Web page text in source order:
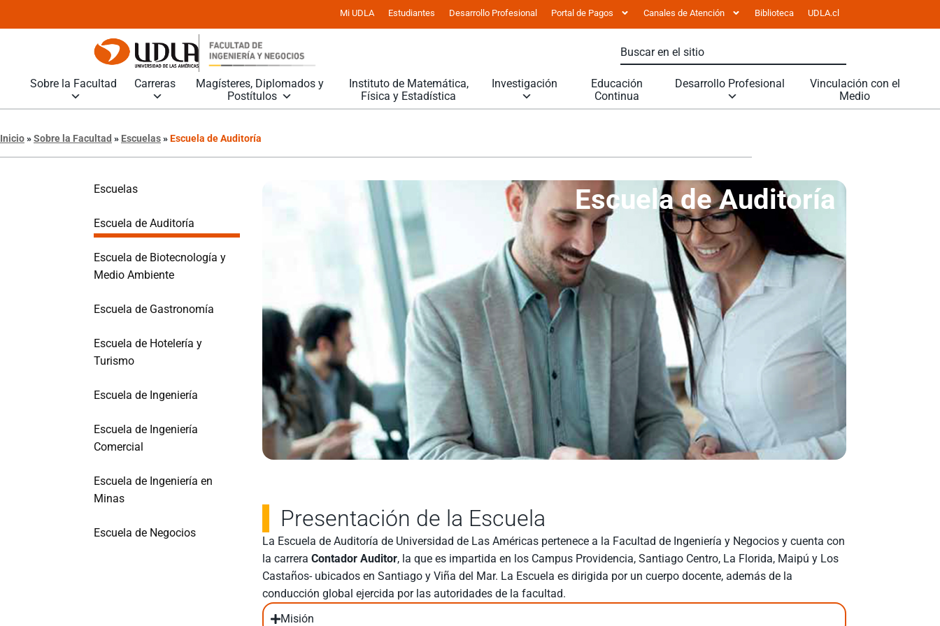
Mi UDLA Estudiantes Desarrollo Profesional Portal de Pagos Canales de Atención Biblioteca UDLA.cl
Sobre la Facultad Carreras
Magísteres, Diplomados y
Postítulos
Instituto de Matemática,
Física y Estadística
Investigación
Educación
Continua
Desarrollo Profesional
Vinculación con el
Medio
Inicio»Sobre la Facultad » Escuelas»Escuela de Auditoría
Escuelas
Escuela de Auditoría
Escuela de Biotecnología y
Medio Ambiente
Escuela de Gastronomía
Escuela de Hotelería y
Turismo
Escuela de Ingeniería
Escuela de Ingeniería
Comercial
Escuela de Ingeniería en
Minas
Escuela de Negocios
Escuela de Auditoría
Presentación de la Escuela
La Escuela de Auditoría de Universidad de Las Américas pertenece a la Facultad de Ingeniería y Negocios y cuenta con
la carreraContador Auditor, la que es impartida en los Campus Providencia, Santiago Centro, La Florida, Maipú y Los
Castaños- ubicados en Santiago y Viña del Mar. La Escuela es dirigida por un cuerpo docente, además de la
conducción global ejercida por las autoridades de la facultad.
Misión